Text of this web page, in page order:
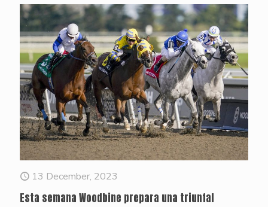
13 December, 2023
Esta semana Woodbine prepara una triunfal